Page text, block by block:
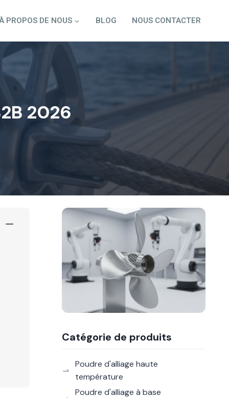
PROPOS DE NOUS BLOG NOUS CONTACTER
2026
Catégorie de produits
Poudre d'alliage haute
température
Poudre d'alliage à base